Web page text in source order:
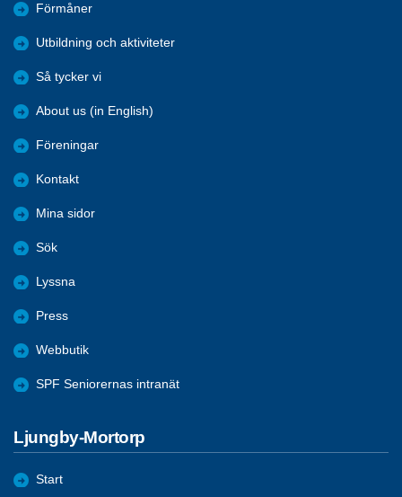
Förmåner
Utbildning och aktiviteter
Så tycker vi
About us (in English)
Föreningar
Kontakt
Mina sidor
Sök
Lyssna
Press
Webbutik
SPF Seniorernas intranät
Ljungby-Mortorp
Start